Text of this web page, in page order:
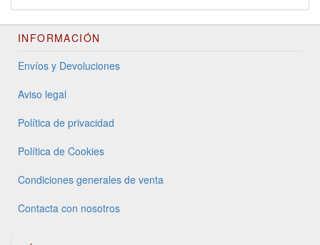
INFORMACIÓN
Envíos y Devoluciones
Aviso legal
Política de privacidad
Política de Cookies
Condiciones generales de venta
Contacta con nosotros